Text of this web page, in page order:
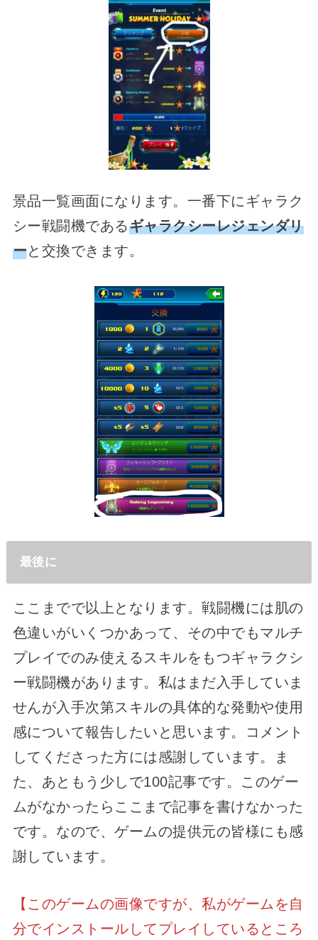
景品一覧画面になります。一番下にギャラク
シー戦闘機であるギャラクシーレジェンダリ
ーと交換できます。
最後に
ここまでで以上となります。戦闘機には肌の
色違いがいくつかあって、その中でもマルチ
プレイでのみ使えるスキルをもつギャラクシ
ー戦闘機があります。私はまだ入手していま
せんが入手次第スキルの具体的な発動や使用
感について報告したいと思います。コメント
してくださった方には感謝しています。ま
た、あともう少しで100記事です。このゲー
ムがなかったらここまで記事を書けなかった
です。なので、ゲームの提供元の皆様にも感
謝しています。
【このゲームの画像ですが、私がゲームを自
分でインストールしてプレイしているところ